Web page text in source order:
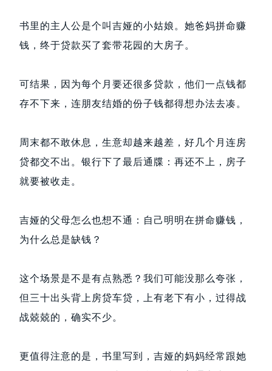
书里的主人公是个叫吉娅的小姑娘。她爸妈拼命赚
钱，终于贷款买了套带花园的大房子。
可结果，因为每个月要还很多贷款，他们一点钱都
存不下来，连朋友结婚的份子钱都得想办法去凑。
周末都不敢休息，生意却越来越差，好几个月连房
贷都交不出。银行下了最后通牒：再还不上，房子
就要被收走。
吉娅的父母怎么也想不通：自己明明在拼命赚钱，
为什么总是缺钱？
这个场景是不是有点熟悉？我们可能没那么夸张，
但三十出头背上房贷车贷，上有老下有小，过得战
战兢兢的，确实不少。
更值得注意的是，书里写到，吉娅的妈妈经常跟她